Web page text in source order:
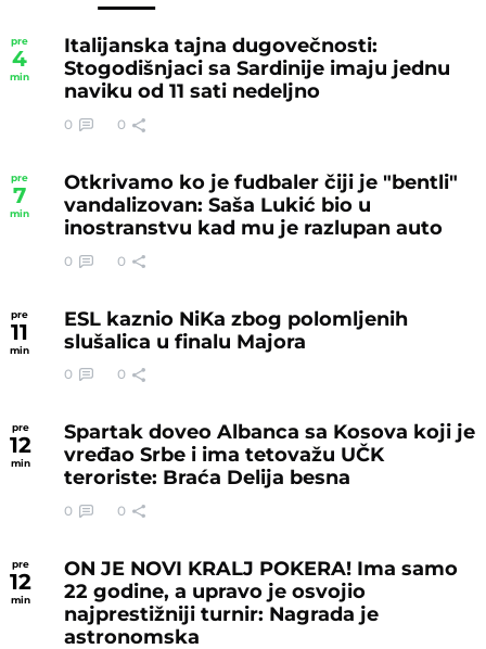
pre
4
min
Italijanska tajna dugovečnosti:
Stogodišnjaci sa Sardinije imaju jednu
naviku od 11 sati nedeljno
0 0
pre
7
min
Otkrivamo ko je fudbaler čiji je "bentli"
vandalizovan: Saša Lukić bio u
inostranstvu kad mu je razlupan auto
0 0
pre
11
min
ESL kaznio NiKa zbog polomljenih
slušalica u finalu Majora
0 0
pre
12
min
Spartak doveo Albanca sa Kosova koji je
vređao Srbe i ima tetovažu UČK
teroriste: Braća Delija besna
0 0
pre
12
min
ON JE NOVI KRALJ POKERA! Ima samo
22 godine, a upravo je osvojio
najprestižniji turnir: Nagrada je
astronomska